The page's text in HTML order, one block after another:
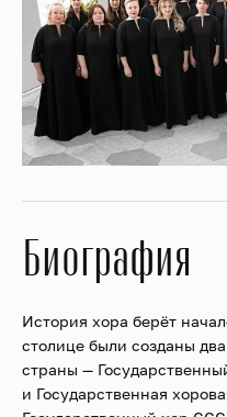
Биография
История хора берёт
столице были созданы
страны —
и Государственная